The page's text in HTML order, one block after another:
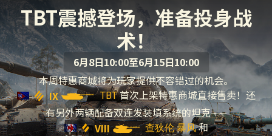
TBT震撼登场，准备投身战
术！
6月8日10:00至6月15日10:00
本周特惠商城将为玩家提供不容错过的机会。
IX
TBT首次上架特惠商城直接售卖！还
有另外两辆配备双连发装填系统的坦克——
VIII
查狄伦 暴风和